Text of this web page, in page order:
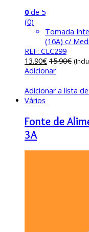
0de 5
(0)
Tomada
(16A) c/
REF: CLC299
13.90€ 15.90€
Adicionar
Adicionar a lista
Vários
Fonte de
3A